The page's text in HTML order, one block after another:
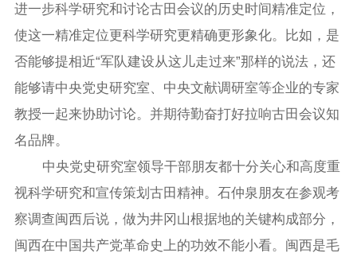
进一步科学研究和讨论古田会议的历史时间精准定位，
使这一精准定位更科学研究更精确更形象化。比如，是
否能够提相近“军队建设从这儿走过来”那样的说法，还
能够请中央党史研究室、中央文献调研室等企业的专家
教授一起来协助讨论。并期待勤奋打好拉响古田会议知
名品牌。
中央党史研究室领导干部朋友都十分关心和高度重
视科学研究和宣传策划古田精神。石仲泉朋友在参观考
察调查闽西后说，做为井冈山根据地的关键构成部分，
闽西在中国共产党革命史上的功效不能小看。闽西是毛